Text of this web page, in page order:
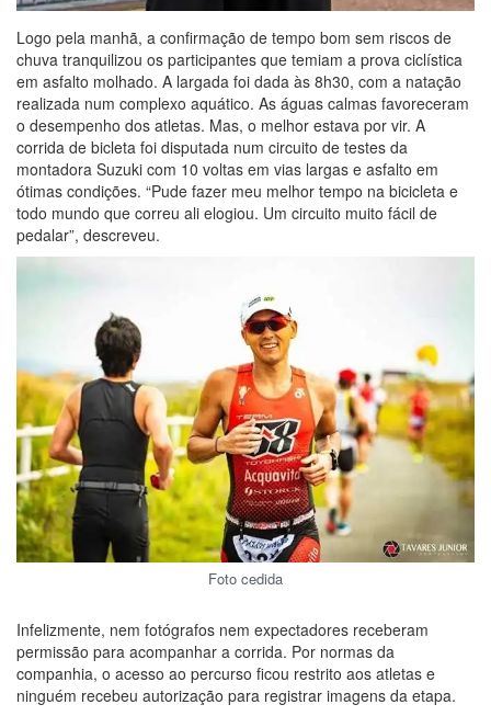
Logo pela manhã, a confirmação de tempo bom sem riscos de
chuva tranquilizou os participantes que temiam a prova ciclística
em asfalto molhado. A largada foi dada às 8h30, com a natação
realizada num complexo aquático. As águas calmas favoreceram
o desempenho dos atletas. Mas, o melhor estava por vir. A
corrida de bicleta foi disputada num circuito de testes da
montadora Suzuki com 10 voltas em vias largas e asfalto em
ótimas condições. “Pude fazer meu melhor tempo na bicicleta e
todo mundo que correu ali elogiou. Um circuito muito fácil de
pedalar”, descreveu.
Foto cedida
Infelizmente, nem fotógrafos nem expectadores receberam
permissão para acompanhar a corrida. Por normas da
companhia, o acesso ao percurso ficou restrito aos atletas e
ninguém recebeu autorização para registrar imagens da etapa.